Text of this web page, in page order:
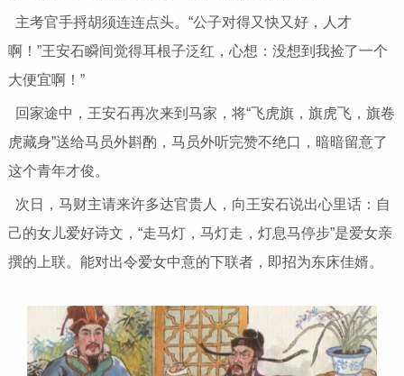
主考官手捋胡须连连点头。“公子对得又快又好，人才
啊！”王安石瞬间觉得耳根子泛红，心想：没想到我捡了一个
大便宜啊！”
回家途中，王安石再次来到马家，将“飞虎旗，旗虎飞，旗卷
虎藏身”送给马员外斟酌，马员外听完赞不绝口，暗暗留意了
这个青年才俊。
次日，马财主请来许多达官贵人，向王安石说出心里话：自
己的女儿爱好诗文，“走马灯，马灯走，灯息马停步”是爱女亲
撰的上联。能对出令爱女中意的下联者，即招为东床佳婿。